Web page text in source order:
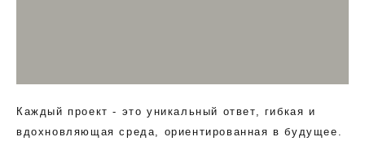
Каждый проект - это уникальный ответ, гибкая и
вдохновляющая среда, ориентированная в будущее.